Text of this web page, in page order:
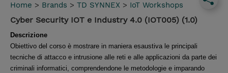
Home > Brands > TD SYNNEX > IoT Workshops
Cyber Security IOT e Industry 4.0 (IOT005) (1.0)
Descrizione
Obiettivo del corso è mostrare in maniera esaustiva le principali
tecniche di attacco e intrusione alle reti e alle applicazioni da parte dei
criminali informatici, comprendendone le metodologie e imparando